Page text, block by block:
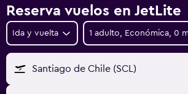
Reserva vuelos en JetLite
Ida y vuelta 1 adulto, Económica, 0
Santiago de Chile (SCL)